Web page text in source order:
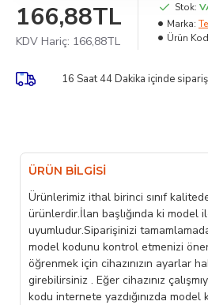
166,88TL
KDV Hariç: 166,88TL
Stok:
Marka:
Ürün
16 Saat 44 Dakikaiçinde
ÜRÜN BILGISI
Ürünlerimiz ithal birinci sınıf
ürünlerdir.İlan başlığında ki model
uyumludur.Siparişinizi
model kodunu kontrol etmenizi
öğrenmek için cihazınızın ayarlar
girebilirsiniz . Eğer cihazınız
kodu internete yazdığınızda